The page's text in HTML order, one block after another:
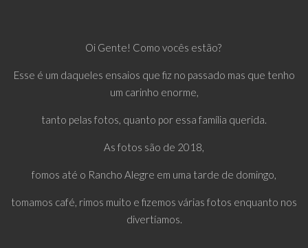
Oi Gente! Como vocês estão?
Esse é um daqueles ensaios que fiz no passado mas que tenho
um carinho enorme,
tanto pelas fotos, quanto por essa família querida.
As fotos são de 2018,
fomos até o Rancho Alegre em uma tarde de domingo,
tomamos café, rimos muito e fizemos várias fotos enquanto nos
divertíamos.